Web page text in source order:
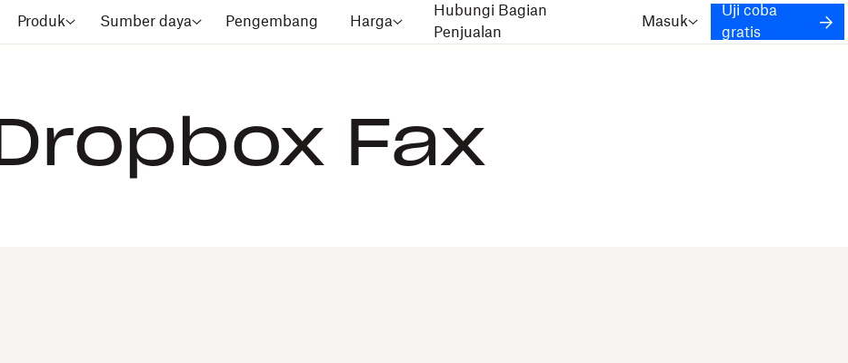
Produk Sumber daya Pengembang Harga
Hubungi Bagian
Penjualan
Masuk
Uji coba
gratis
Dropbox Fax